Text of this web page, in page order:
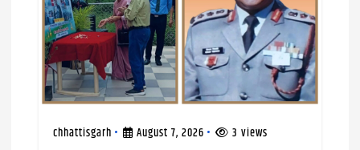
chhattisgarh August 7, 2026 3 views